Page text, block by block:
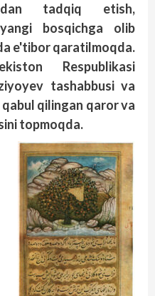
tadqiq etish,
bosqichga olib
e'tibor qaratilmoqda.
Respublikasi
tashabbusi va
qilingan qaror va
topmoqda.